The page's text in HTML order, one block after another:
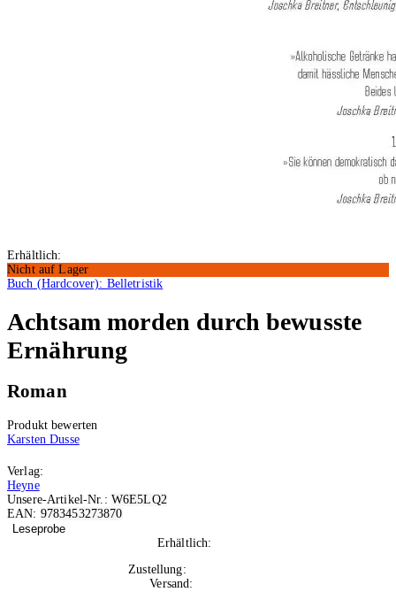
Erhältlich:
Nicht auf Lager
Buch (Hardcover): Belletristik
Achtsam morden durch bewusste
Ernährung
Roman
Produkt bewerten
Karsten Dusse
Verlag:
Heyne
Unsere-Artikel-Nr.: W6E5LQ2
EAN: 9783453273870
Leseprobe
Erhältlich:
Zustellung:
Versand: